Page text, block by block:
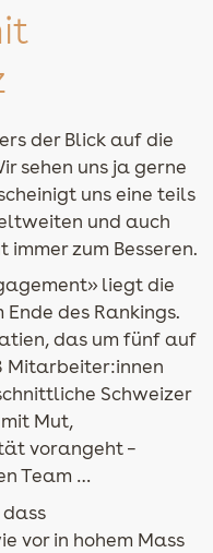
der Blick auf die
sehen uns ja gerne
uns eine teils
und auch
immer zum Besseren.
liegt die
des Rankings.
das um fünf auf
Mitarbeiter:innen
Schweizer
Mut,
vorangeht –
Team …
vor in hohem Mass